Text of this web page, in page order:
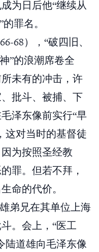
为日后他“继续从
罪名。
68），“破四旧、
”的浪潮席卷全
未有的冲击，许
批斗、被捕、下
泽东像前实行“早
这对当时的基督徒
为按照圣经教
罪。但若不拜，
命的代价。
弟兄在其单位上海
。会上，“医工
陆道雄向毛泽东像